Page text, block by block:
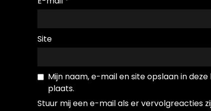
Site
Mijn naam, e-mail en site opslaan in
plaats.
Stuur mij een e-mail als er vervolgreacties